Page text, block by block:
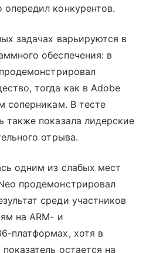
опередил конкурентов.
задачах варьируются в
обеспечения: в
тогда как в Adobe
соперникам. В тесте
также показала лидерские
отрыва.
одним из слабых мест
продемонстрировал
среди участников
на ARM- и
платформах, хотя в
остается на